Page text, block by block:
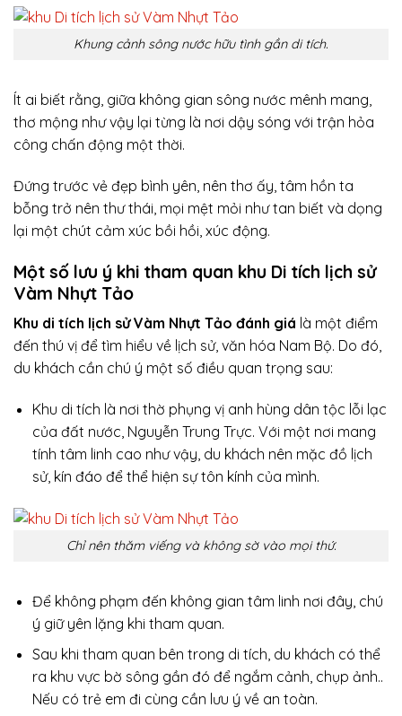
Khung cảnh sông nước hữu tình gần di tích.
Ít ai biết rằng, giữa không gian sông nước mênh mang,
thơ mộng như vậy lại từng là nơi dậy sóng với trận hỏa
công chấn động một thời.
Đứng trước vẻ đẹp bình yên, nên thơ ấy, tâm hồn ta
bỗng trở nên thư thái, mọi mệt mỏi như tan biết và dọng
lại một chút cảm xúc bồi hồi, xúc động.
Một số lưu ý khi tham quan khu Di tích lịch sử
Vàm Nhựt Tảo
Khu di tích lịch sử Vàm Nhựt Tảo đánh giá là một điểm
đến thú vị để tìm hiểu về lịch sử, văn hóa Nam Bộ. Do đó,
du khách cần chú ý một số điều quan trọng sau:
Khu di tích là nơi thờ phụng vị anh hùng dân tộc lỗi lạc
của đất nước, Nguyễn Trung Trực. Với một nơi mang
tính tâm linh cao như vậy, du khách nên mặc đồ lịch
sử, kín đáo để thể hiện sự tôn kính của mình.
Chỉ nên thăm viếng và không sờ vào mọi thứ.
Để không phạm đến không gian tâm linh nơi đây, chú
ý giữ yên lặng khi tham quan.
Sau khi tham quan bên trong di tích, du khách có thể
ra khu vực bờ sông gần đó để ngắm cảnh, chụp ảnh..
Nếu có trẻ em đi cùng cần lưu ý về an toàn.